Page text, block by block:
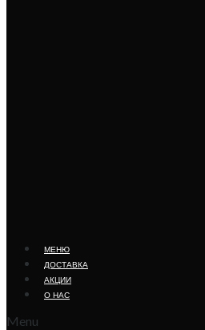
МЕНЮ
ДОСТАВКА
АКЦИИ
О НАС
Menu